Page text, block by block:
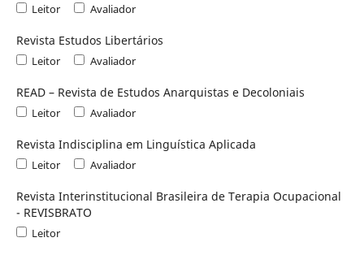
Leitor Avaliador
Revista Estudos Libertários
Leitor Avaliador
READ – Revista de Estudos Anarquistas e Decoloniais
Leitor Avaliador
Revista Indisciplina em Linguística Aplicada
Leitor Avaliador
Revista Interinstitucional Brasileira de Terapia Ocupacional
- REVISBRATO
Leitor